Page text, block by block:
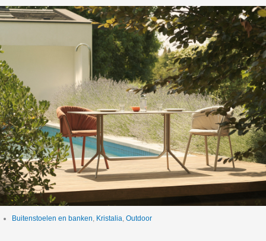
Buitenstoelen en banken, Kristalia, Outdoor